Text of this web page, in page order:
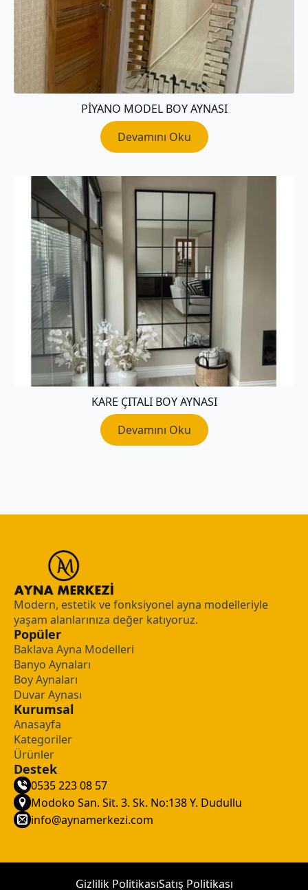
PIYANO MODEL BOY AYNASI
Devamını Oku
KARE ÇITALI BOY AYNASI
Devamını Oku
Modern, estetik ve fonksiyonel ayna modelleriyle
yaşam alanlarınıza değer katıyoruz.
Popüler
Baklava Ayna Modelleri
Banyo Aynaları
Boy Aynaları
Duvar Aynası
Kurumsal
Anasayfa
Kategoriler
Ürünler
Destek
0535 223 08 57
Modoko San. Sit. 3. Sk. No:138 Y. Dudullu
info@aynamerkezi.com
Gizlilik PolitikasıSatış Politikası